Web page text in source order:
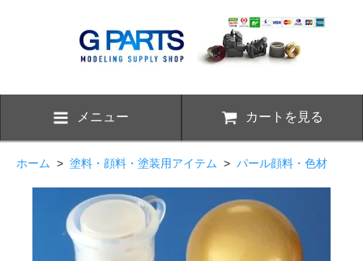
メニュー カートを見る
ホーム > 塗料・顔料・塗装用アイテム > パール顔料・色材